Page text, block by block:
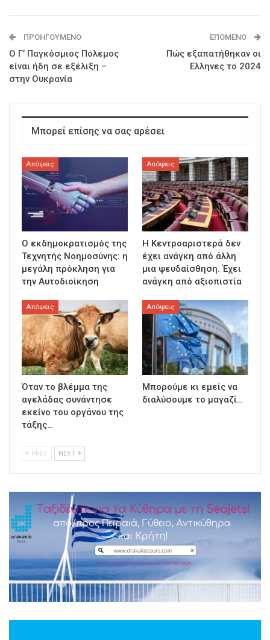
ΠΡΟΗΓΟΎΜΕΝΟ
Ο Γ’ Παγκόσμιος Πόλεμος
είναι ήδη σε εξέλιξη –
στην Ουκρανία
ΕΠΌΜΕΝΟ
Πώς εξαπατήθηκαν οι
Ελληνες το 2024
Μπορεί επίσης να σας αρέσει
Απόψεις
Ο εκδημοκρατισμός της
Τεχνητής Νοημοσύνης: η
μεγάλη πρόκληση για
την Αυτοδιοίκηση
Απόψεις
Η Κεντροαριστερά δεν
έχει ανάγκη από άλλη
μια ψευδαίσθηση. Έχει
ανάγκη από αξιοπιστία
Απόψεις
Όταν το βλέμμα της
αγελάδας συνάντησε
εκείνο του οργάνου της
τάξης…
Απόψεις
Μπορούμε κι εμείς να
διαλύσουμε το μαγαζί…
PREV NEXT